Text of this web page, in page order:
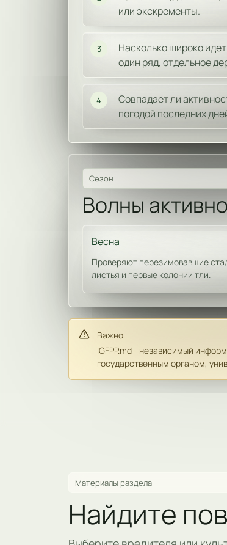
или экскременты.
3
Насколько широко
один ряд, отдельное
4
Совпадает ли
погодой последних
Сезон
Волны
Весна
Проверяют перезимовавшие
листья и первые колонии тли.
Важно
IGFPP.md - независимый
государственным органом,
Материалы раздела
Найдите